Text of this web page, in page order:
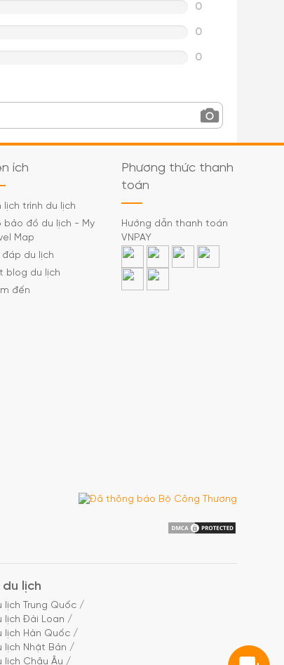
0
0
0
ích
lịch trình du lịch
bảo đồ du lịch - My
Map
đáp du lịch
blog du lịch
đến
Phương thức thanh
toán
Hướng dẫn thanh toán
VNPAY
lịch
lịch Trung Quốc /
lịch Đài Loan /
lịch Hàn Quốc /
lịch Nhật Bản /
lịch Châu Âu /